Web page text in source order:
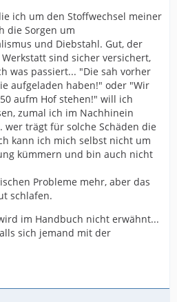
ich um den Stoffwechsel meiner
die Sorgen um
und Diebstahl. Gut, der
sind sicher versichert,
was passiert... "Die sah vorher
aufgeladen haben!" oder "Wir
aufm Hof stehen!" will ich
zumal ich im Nachhinein
wer trägt für solche Schäden die
kann ich mich selbst nicht um
kümmern und bin auch nicht
Probleme mehr, aber das
schlafen.
im Handbuch nicht erwähnt...
sich jemand mit der